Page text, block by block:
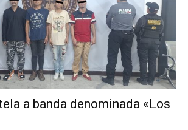
a banda denominada «Los